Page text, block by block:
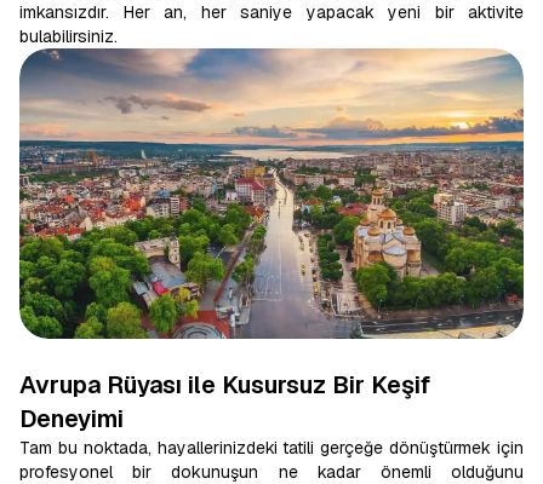
imkansızdır. Her an, her saniye yapacak yeni bir aktivite
bulabilirsiniz.
Avrupa Rüyası ile Kusursuz Bir Keşif
Deneyimi
Tam bu noktada, hayallerinizdeki tatili gerçeğe dönüştürmek için
profesyonel bir dokunuşun ne kadar önemli olduğunu